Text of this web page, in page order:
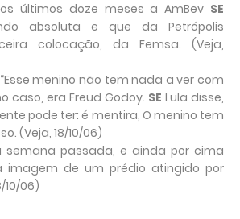
últimos doze meses a AmBev SE
absoluta e que da Petrópolis
colocação, da Femsa. (Veja,
menino não tem nada a ver com
caso, era Freud Godoy. SE Lula disse,
pode ter: é mentira, O menino tem
(Veja, 18/10/06)
semana passada, e ainda por cima
imagem de um prédio atingido por
10/06)